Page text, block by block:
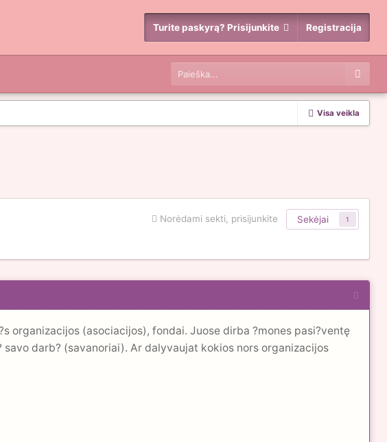
Turite paskyrą? Prisijunkite Registracija
Visa veikla
Norėdami sekti, prisijunkite Sekėjai 1
organizacijos (asociacijos), fondai. Juose dirba ?mones pasi?ventę
darb? (savanoriai). Ar dalyvaujat kokios nors organizacijos